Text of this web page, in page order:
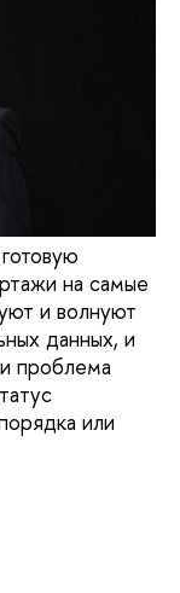
на самые
и волнуют
данных, и
проблема
или